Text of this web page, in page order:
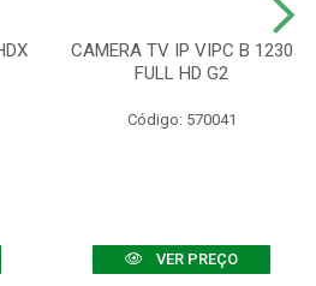
CAMERA TV IP VIPC B 1230
FULL HD G2
Código: 570041
VER PREÇO